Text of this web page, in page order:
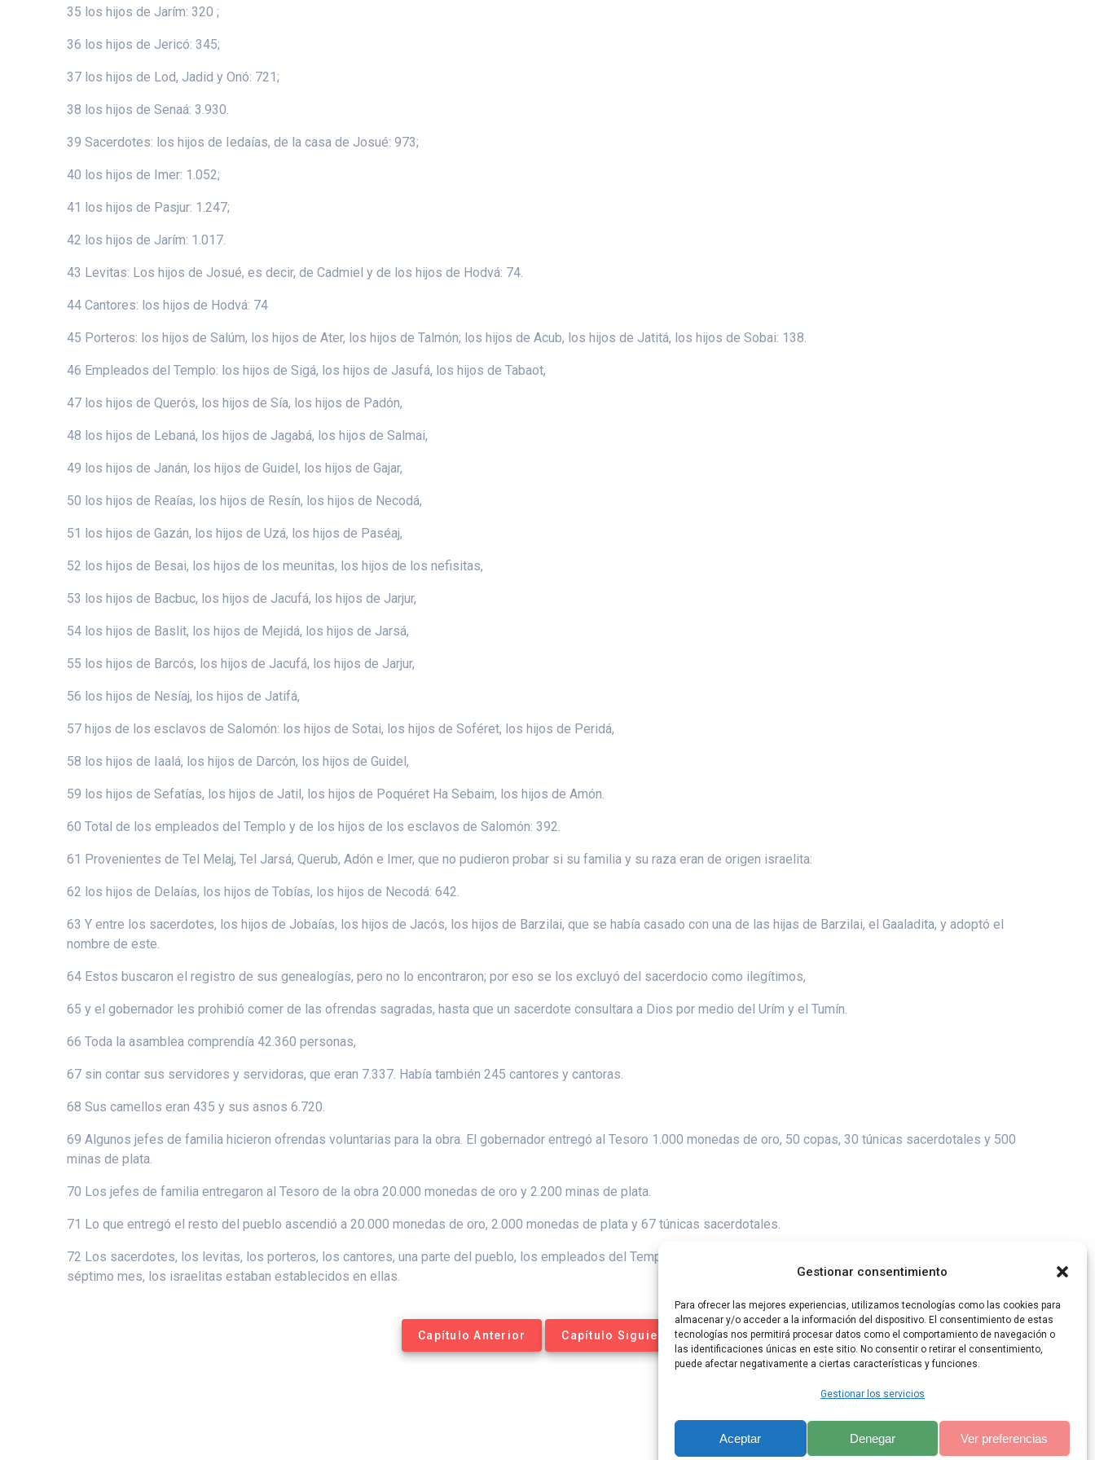
Gestionar consentimiento
Para ofrecer las mejores experiencias, utilizamos tecnologías como las cookies para
almacenar y/o acceder a la información del dispositivo. El consentimiento de estas
tecnologías nos permitirá procesar datos como el comportamiento de navegación o
las identificaciones únicas en este sitio. No consentir o retirar el consentimiento,
puede afectar negativamente a ciertas características y funciones.
Gestionar los servicios
Aceptar Denegar Ver preferencias
35 los hijos de Jarím: 320 ;
36 los hijos de Jericó: 345;
37 los hijos de Lod, Jadid y Onó: 721;
38 los hijos de Senaá: 3.930.
39 Sacerdotes: los hijos de Iedaías, de la casa de Josué: 973;
40 los hijos de Imer: 1.052;
41 los hijos de Pasjur: 1.247;
42 los hijos de Jarím: 1.017.
43 Levitas: Los hijos de Josué, es decir, de Cadmiel y de los hijos de Hodvá: 74.
44 Cantores: los hijos de Hodvá: 74
45 Porteros: los hijos de Salúm, los hijos de Ater, los hijos de Talmón; los hijos de Acub, los hijos de Jatitá, los hijos de Sobai: 138.
46 Empleados del Templo: los hijos de Sigá, los hijos de Jasufá, los hijos de Tabaot,
47 los hijos de Querós, los hijos de Sía, los hijos de Padón,
48 los hijos de Lebaná, los hijos de Jagabá, los hijos de Salmai,
49 los hijos de Janán, los hijos de Guidel, los hijos de Gajar,
50 los hijos de Reaías, los hijos de Resín, los hijos de Necodá,
51 los hijos de Gazán, los hijos de Uzá, los hijos de Paséaj,
52 los hijos de Besai, los hijos de los meunitas, los hijos de los nefisitas,
53 los hijos de Bacbuc, los hijos de Jacufá, los hijos de Jarjur,
54 los hijos de Baslit, los hijos de Mejidá, los hijos de Jarsá,
55 los hijos de Barcós, los hijos de Jacufá, los hijos de Jarjur,
56 los hijos de Nesíaj, los hijos de Jatifá,
57 hijos de los esclavos de Salomón: los hijos de Sotai, los hijos de Soféret, los hijos de Peridá,
58 los hijos de Iaalá, los hijos de Darcón, los hijos de Guidel,
59 los hijos de Sefatías, los hijos de Jatil, los hijos de Poquéret Ha Sebaim, los hijos de Amón.
60 Total de los empleados del Templo y de los hijos de los esclavos de Salomón: 392.
61 Provenientes de Tel Melaj, Tel Jarsá, Querub, Adón e Imer, que no pudieron probar si su familia y su raza eran de origen israelita:
62 los hijos de Delaías, los hijos de Tobías, los hijos de Necodá: 642.
63 Y entre los sacerdotes, los hijos de Jobaías, los hijos de Jacós, los hijos de Barzilai, que se había casado con una de las hijas de Barzilai, el Gaaladita, y adoptó el
nombre de este.
64 Estos buscaron el registro de sus genealogías, pero no lo encontraron; por eso se los excluyó del sacerdocio como ilegítimos,
65 y el gobernador les prohibió comer de las ofrendas sagradas, hasta que un sacerdote consultara a Dios por medio del Urím y el Tumín.
66 Toda la asamblea comprendía 42.360 personas,
67 sin contar sus servidores y servidoras, que eran 7.337. Había también 245 cantores y cantoras.
68 Sus camellos eran 435 y sus asnos 6.720.
69 Algunos jefes de familia hicieron ofrendas voluntarias para la obra. El gobernador entregó al Tesoro 1.000 monedas de oro, 50 copas, 30 túnicas sacerdotales y 500
minas de plata.
70 Los jefes de familia entregaron al Tesoro de la obra 20.000 monedas de oro y 2.200 minas de plata.
71 Lo que entregó el resto del pueblo ascendió a 20.000 monedas de oro, 2.000 monedas de plata y 67 túnicas sacerdotales.
72 Los sacerdotes, los levitas, los porteros, los cantores, una parte del pueblo, los empleados del Templo y todo Israel se establecieron en sus ciudades. Al llegar el
séptimo mes, los israelitas estaban establecidos en ellas.
Capítulo Anterior Capítulo Siguiente